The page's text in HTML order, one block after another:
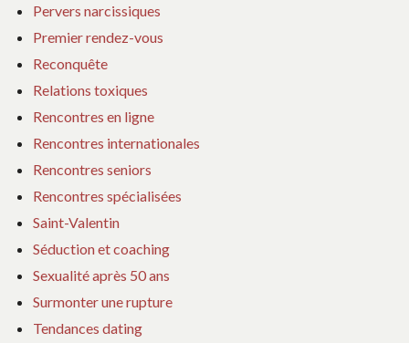
Pervers narcissiques
Premier rendez-vous
Reconquête
Relations toxiques
Rencontres en ligne
Rencontres internationales
Rencontres seniors
Rencontres spécialisées
Saint-Valentin
Séduction et coaching
Sexualité après 50 ans
Surmonter une rupture
Tendances dating